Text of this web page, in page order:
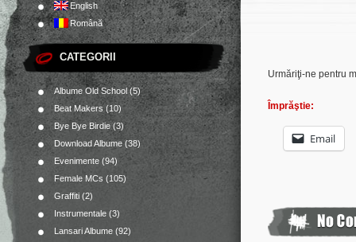
English
Română
CATEGORII
Albume Old School(5)
Beat Makers(10)
Bye Bye Birdie(3)
Download Albume (38)
Evenimente (94)
Female MCs (105)
Graffiti (2)
Instrumentale (3)
Lansari Albume (92)
Urmăriţi-ne pentru
Împrăştie:
Email